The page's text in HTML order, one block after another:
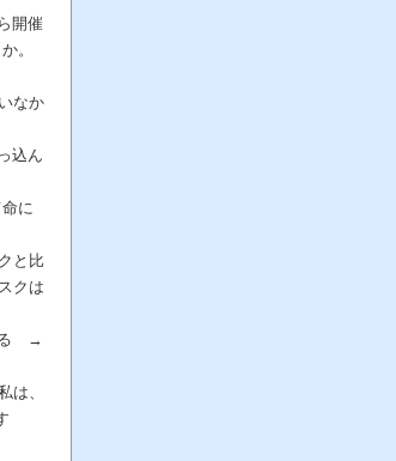
開催
。
なか
込ん
に
と比
クは
る →
は、